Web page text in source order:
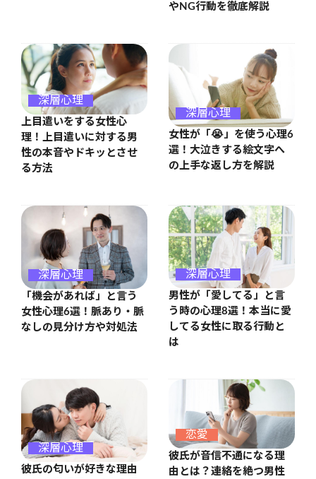
やNG行動を徹底解説
深層心理
上目遣いをする女性心
理！上目遣いに対する男
性の本音やドキッとさせ
る方法
深層心理
女性が「😭」を使う心理6
選！大泣きする絵文字へ
の上手な返し方を解説
深層心理
「機会があれば」と言う
女性心理6選！脈あり・脈
なしの見分け方や対処法
深層心理
男性が「愛してる」と言
う時の心理8選！本当に愛
してる女性に取る行動と
は
深層心理
彼氏の匂いが好きな理由
恋愛
彼氏が音信不通になる理
由とは？連絡を絶つ男性